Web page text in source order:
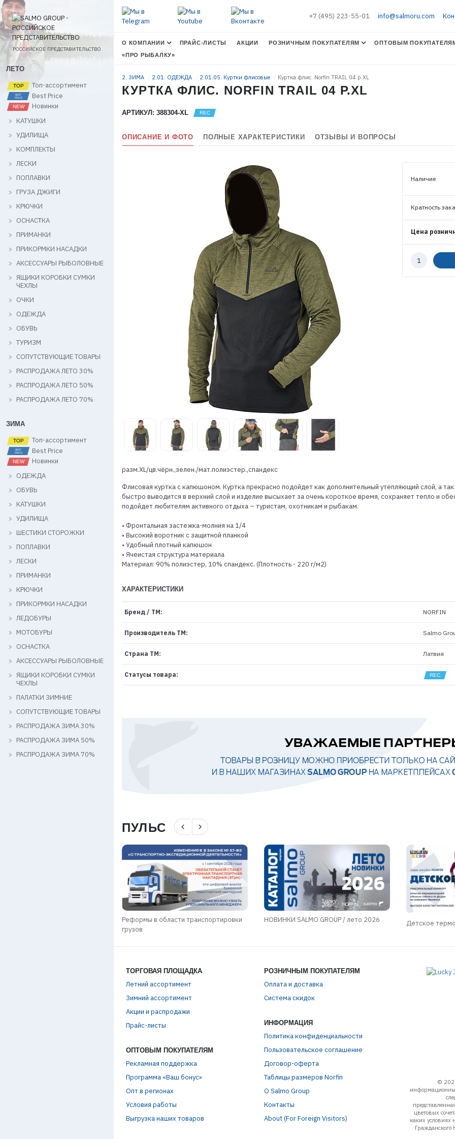
ПАРОЛЬ
ВОЙТИ
ЗАБЫЛИ ПАРОЛЬ?
РЕГИСТРАЦИЯ ОПТ
РЕГИСТРАЦИЯ РОЗНИЦА
РОССИЙСКОЕ ПРЕДСТАВИТЕЛЬСТВО
ЛЕТО
Топ-ассортимент
Best Price
Новинки
КАТУШКИ
УДИЛИЩА
КОМПЛЕКТЫ
ЛЕСКИ
ПОПЛАВКИ
ГРУЗА ДЖИГИ
КРЮЧКИ
ОСНАСТКА
ПРИМАНКИ
ПРИКОРМКИ НАСАДКИ
АКСЕССУАРЫ РЫБОЛОВНЫЕ
ЯЩИКИ КОРОБКИ СУМКИ
ЧЕХЛЫ
ОЧКИ
ОДЕЖДА
ОБУВЬ
ТУРИЗМ
СОПУТСТВУЮЩИЕ ТОВАРЫ
РАСПРОДАЖА ЛЕТО 30%
РАСПРОДАЖА ЛЕТО 50%
РАСПРОДАЖА ЛЕТО 70%
ЗИМА
Топ-ассортимент
Best Price
Новинки
ОДЕЖДА
ОБУВЬ
КАТУШКИ
УДИЛИЩА
ШЕСТИКИ СТОРОЖКИ
ПОПЛАВКИ
ЛЕСКИ
ПРИМАНКИ
КРЮЧКИ
ПРИКОРМКИ НАСАДКИ
ЛЕДОБУРЫ
МОТОБУРЫ
ОСНАСТКА
АКСЕССУАРЫ РЫБОЛОВНЫЕ
ЯЩИКИ КОРОБКИ СУМКИ
ЧЕХЛЫ
ПАЛАТКИ ЗИМНИЕ
СОПУТСТВУЮЩИЕ ТОВАРЫ
РАСПРОДАЖА ЗИМА 30%
РАСПРОДАЖА ЗИМА 50%
РАСПРОДАЖА ЗИМА 70%
+7 (495) 223-55-01 info@salmoru.com
О КОМПАНИИ ПРАЙС-ЛИСТЫ АКЦИИ РОЗНИЧНЫМ ПОКУПАТЕЛЯМ ОПТОВЫМ
«ПРО РЫБАЛКУ»
2. ЗИМА 2.01. ОДЕЖДА 2.01.05. Куртки флисовые Куртка флис. Norfin TRAIL 04 р.XL
КУРТКА ФЛИС. NORFIN TRAIL 04 Р.XL
АРТИКУЛ: 388304-XL
ОПИСАНИЕ И ФОТО ПОЛНЫЕ ХАРАКТЕРИСТИКИ ОТЗЫВЫ И ВОПРОСЫ
Наличие
Кратность
Цена
Количество
разм.XL/цв.чёрн.,зелен./мат.полиэстер.,спандекс
Флисовая куртка с капюшоном. Куртка прекрасно подойдет как дополнительный утепляющий слой, а
быстро выводится в верхний слой и изделие высыхает за очень короткое время, сохраняет тепло и
подойдет любителям активного отдыха – туристам, охотникам и рыбакам.
• Фронтальная застежка-молния на 1/4
• Высокий воротник с защитной планкой
• Удобный плотный капюшон
• Ячеистая структура материала
Материал: 90% полиэстер, 10% спандекс. (Плотность - 220 г/м2)
ХАРАКТЕРИСТИКИ
Бренд / ТМ: NORFIN
Производитель ТМ: Salmo
Страна ТМ: Латвия
Статусы товара:
ПУЛЬС navigate_before navigate_next
Реформы в области транспортировки
грузов
НОВИНКИ SALMO GROUP / лето 2026 Детское
ТОРГОВАЯ ПЛОЩАДКА
Летний ассортимент
Зимний ассортимент
Акции и распродажи
Прайс-листы
ОПТОВЫМ ПОКУПАТЕЛЯМ
Рекламная поддержка
Программа «Ваш бонус»
Опт в регионах
Условия работы
Выгрузка наших товаров
РОЗНИЧНЫМ ПОКУПАТЕЛЯМ
Оплата и доставка
Система скидок
ИНФОРМАЦИЯ
Политика конфиденциальности
Пользовательское соглашение
Договор-оферта
Таблицы размеров Norfin
О Salmo Group
Контакты
About (For Foreign Visitors)
©
цветовых
каких условиях